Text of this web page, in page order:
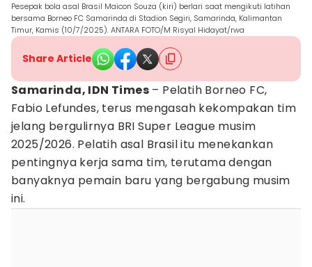
Pesepak bola asal Brasil Maicon Souza (kiri) berlari saat mengikuti latihan
bersama Borneo FC Samarinda di Stadion Segiri, Samarinda, Kalimantan
Timur, Kamis (10/7/2025). ANTARA FOTO/M Risyal Hidayat/rwa
Share Article
Samarinda, IDN Times – Pelatih Borneo FC,
Fabio Lefundes, terus mengasah kekompakan tim
jelang bergulirnya BRI Super League musim
2025/2026. Pelatih asal Brasil itu menekankan
pentingnya kerja sama tim, terutama dengan
banyaknya pemain baru yang bergabung musim
ini.